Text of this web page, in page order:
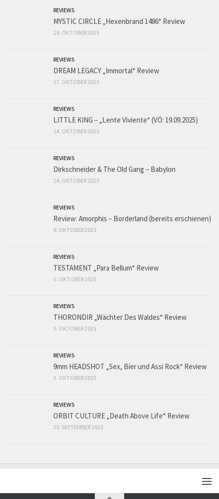
REVIEWS
MYSTIC CIRCLE „Hexenbrand 1486“ Review
19. OKTOBER 2025
REVIEWS
DREAM LEGACY „Immortal“ Review
17. OKTOBER 2025
REVIEWS
LITTLE KING – „Lente Viviente“ (VÖ: 19.09.2025)
14. OKTOBER 2025
REVIEWS
Dirkschneider & The Old Gang – Babylon
14. OKTOBER 2025
REVIEWS
Review: Amorphis – Borderland (bereits erschienen)
8. OKTOBER 2025
REVIEWS
TESTAMENT „Para Bellum“ Review
5. OKTOBER 2025
REVIEWS
THORONDIR „Wächter Des Waldes“ Review
5. OKTOBER 2025
REVIEWS
9mm HEADSHOT „Sex, Bier und Assi Rock“ Review
3. OKTOBER 2025
REVIEWS
ORBIT CULTURE „Death Above Life“ Review
30. SEPTEMBER 2025